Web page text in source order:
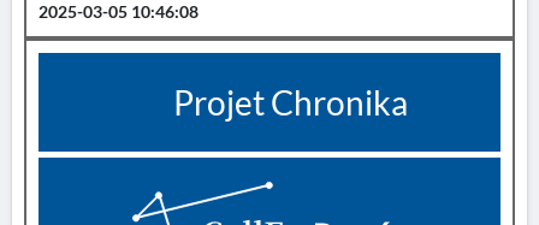
2025-03-05 10:46:08
Projet Chronika